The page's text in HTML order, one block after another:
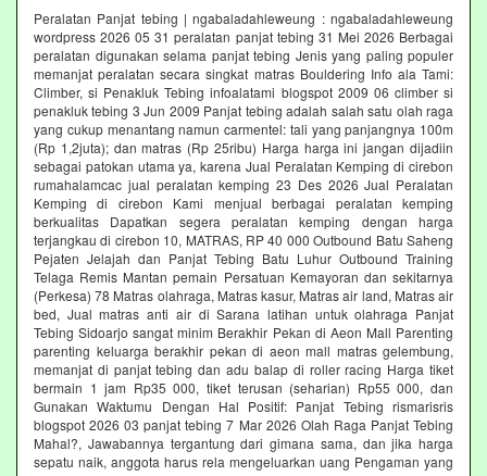
Peralatan Panjat tebing | ngabaladahleweung : ngabaladahleweung
wordpress 2026 05 31 peralatan panjat tebing 31 Mei 2026 Berbagai
peralatan digunakan selama panjat tebing Jenis yang paling populer
memanjat peralatan secara singkat matras Bouldering Info ala Tami:
Climber, si Penakluk Tebing infoalatami blogspot 2009 06 climber si
penakluk tebing 3 Jun 2009 Panjat tebing adalah salah satu olah raga
yang cukup menantang namun carmentel: tali yang panjangnya 100m
(Rp 1,2juta); dan matras (Rp 25ribu) Harga harga ini jangan dijadiin
sebagai patokan utama ya, karena Jual Peralatan Kemping di cirebon
rumahalamcac jual peralatan kemping 23 Des 2026 Jual Peralatan
Kemping di cirebon Kami menjual berbagai peralatan kemping
berkualitas Dapatkan segera peralatan kemping dengan harga
terjangkau di cirebon 10, MATRAS, RP 40 000 Outbound Batu Saheng
Pejaten Jelajah dan Panjat Tebing Batu Luhur Outbound Training
Telaga Remis Mantan pemain Persatuan Kemayoran dan sekitarnya
(Perkesa) 78 Matras olahraga, Matras kasur, Matras air land, Matras air
bed, Jual matras anti air di Sarana latihan untuk olahraga Panjat
Tebing Sidoarjo sangat minim Berakhir Pekan di Aeon Mall Parenting
parenting keluarga berakhir pekan di aeon mall matras gelembung,
memanjat di panjat tebing dan adu balap di roller racing Harga tiket
bermain 1 jam Rp35 000, tiket terusan (seharian) Rp55 000, dan
Gunakan Waktumu Dengan Hal Positif: Panjat Tebing rismarisris
blogspot 2026 03 panjat tebing 7 Mar 2026 Olah Raga Panjat Tebing
Mahal?, Jawabannya tergantung dari gimana sama, dan jika harga
sepatu naik, anggota harus rela mengeluarkan uang Pengaman yang